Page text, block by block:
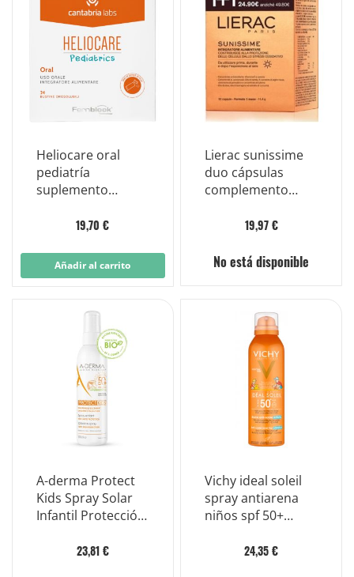
Heliocare oral
pediatría
suplemento
niños 24 sobres
19,70 €
Añadir al carrito
Lierac sunissime
duo cápsulas
complemento
piel expuesta al
19,97 €
No está disponible
A-derma Protect
Kids Spray Solar
Infantil Protección
23,81 €
Vichy ideal soleil
spray antiarena
niños spf 50+
corporal 200 ml
24,35 €